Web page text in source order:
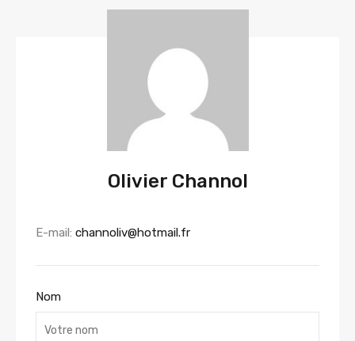
Olivier Channol
E-mail: channoliv@hotmail.fr
Nom